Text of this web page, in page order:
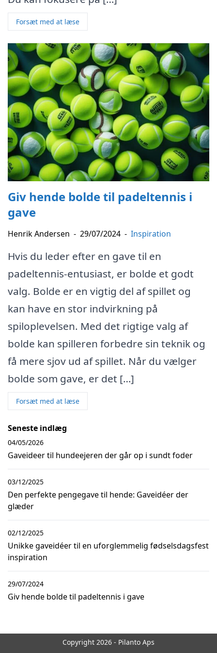
Forsæt med at læse
Giv hende bolde til padeltennis i
gave
Henrik Andersen - 29/07/2024 - Inspiration
Hvis du leder efter en gave til en
padeltennis-entusiast, er bolde et godt
valg. Bolde er en vigtig del af spillet og
kan have en stor indvirkning på
spiloplevelsen. Med det rigtige valg af
bolde kan spilleren forbedre sin teknik og
få mere sjov ud af spillet. Når du vælger
bolde som gave, er det […]
Forsæt med at læse
Seneste indlæg
Gaveideer til hundeejeren der går op i sundt foder
04/05/2026
Den perfekte pengegave til hende: Gaveidéer der
glæder
03/12/2025
Unikke gaveidéer til en uforglemmelig fødselsdagsfest
inspiration
02/12/2025
Giv hende bolde til padeltennis i gave
29/07/2024
Copyright 2026 - Pilanto Aps